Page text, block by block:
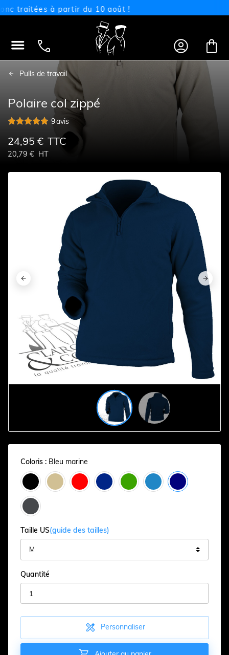
traitées à partir du 10 août !
   
Pulls de travail
Polaire col zippé
9avis
24,95 € TTC
20,79 € HT
 
 
Coloris : Bleu marine
Taille US(guide des tailles)
Quantité
 Personnaliser